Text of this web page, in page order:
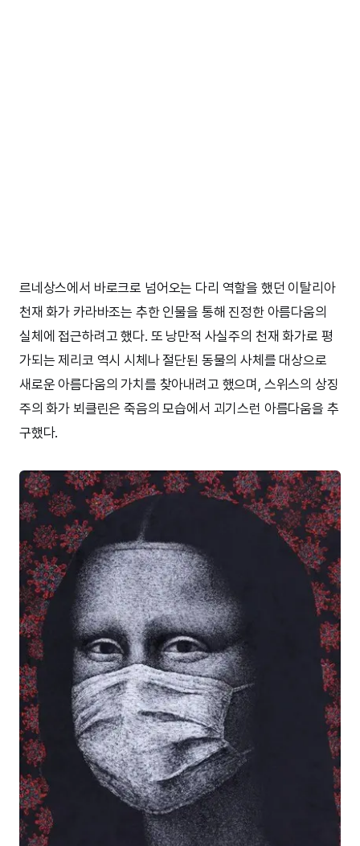
르네상스에서 바로크로 넘어오는 다리 역할을 했던 이탈리아
천재 화가 카라바조는 추한 인물을 통해 진정한 아름다움의
실체에 접근하려고 했다. 또 낭만적 사실주의 천재 화가로 평
가되는 제리코 역시 시체나 절단된 동물의 사체를 대상으로
새로운 아름다움의 가치를 찾아내려고 했으며, 스위스의 상징
주의 화가 뵈클린은 죽음의 모습에서 괴기스런 아름다움을 추
구했다.